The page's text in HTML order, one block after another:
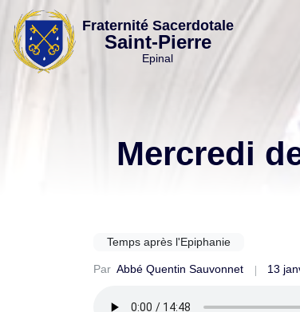
Skip
content
Fraternité Sacerdotale
Saint-Pierre
Epinal
Mercredi
Temps après l'Epiphanie
Par Abbé Quentin Sauvonnet 13